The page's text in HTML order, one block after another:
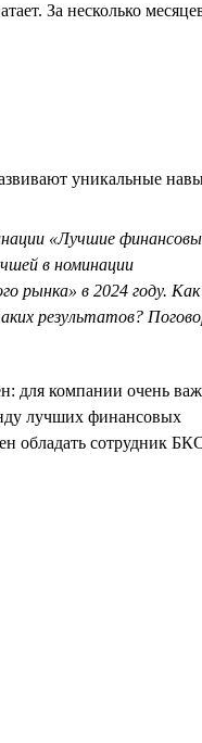
За несколько
уникальные
«Лучшие
в номинации
рынка» в 2024 году. Как
результатов?
для компании очень
лучших финансовых
обладать сотрудник